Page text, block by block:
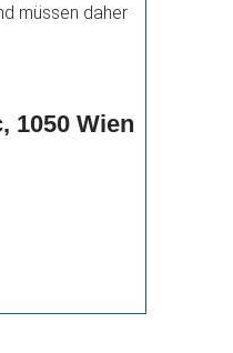
müssen daher
1050 Wien